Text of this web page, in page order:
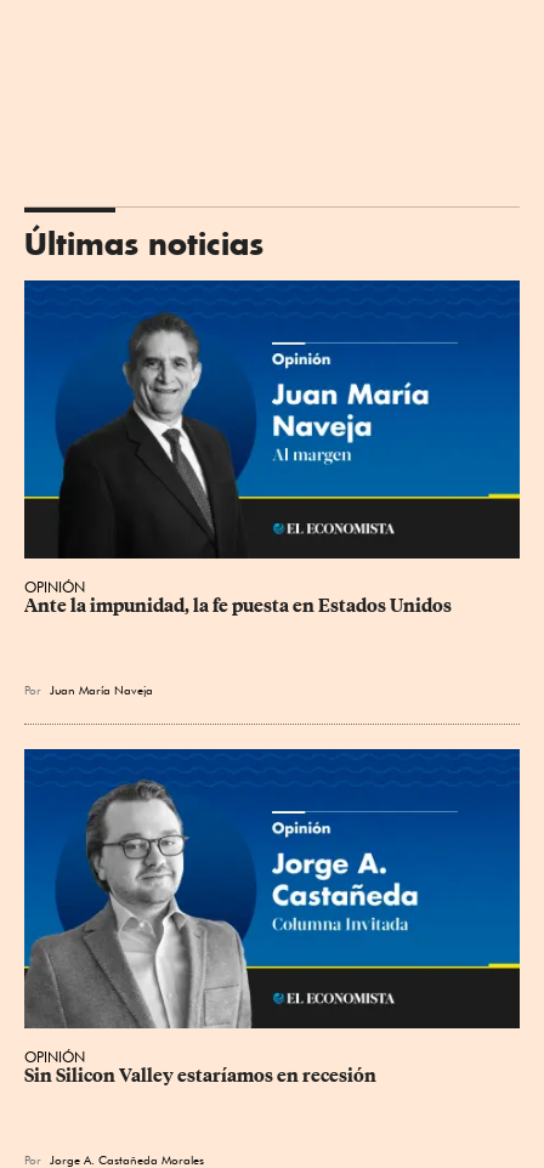
Últimas noticias
OPINIÓN
Ante la impunidad, la fe puesta en Estados Unidos
Por Juan María Naveja
OPINIÓN
Sin Silicon Valley estaríamos en recesión
Por Jorge A. Castañeda Morales